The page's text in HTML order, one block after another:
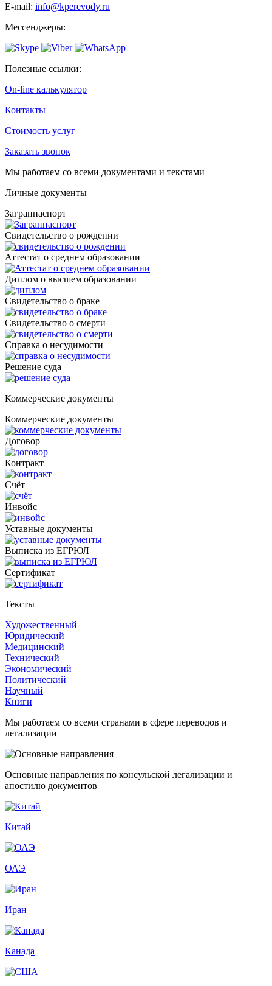
Е-mail: info@kperevody.ru
Мессенджеры:
Полезные ссылки:
On-line калькулятор
Контакты
Стоимость услуг
Заказать звонок
Мы работаем со всеми документами и текстами
Личные документы
Загранпаспорт
Cвидетельство о рождении
Аттестат о среднем образовании
Диплом о высшем образовании
Свидетельство о браке
Свидетельство о смерти
Справка о несудимости
Решение суда
Коммерческие документы
Коммерческие документы
Договор
Контракт
Счёт
Инвойс
Уставные документы
Выписка из ЕГРЮЛ
Cертификат
Тексты
Художественный
Юридический
Медицинский
Технический
Экономический
Политический
Научный
Книги
Мы работаем со всеми странами в сфере переводов и
легализации
Основные направления по консульской легализации и
апостилю документов
Китай
ОАЭ
Иран
Канада